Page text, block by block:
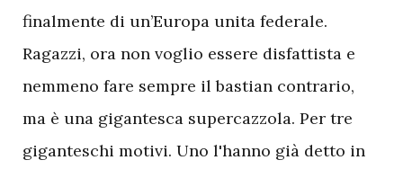
finalmente di un’Europa unita federale.
Ragazzi, ora non voglio essere disfattista e
nemmeno fare sempre il bastian contrario,
ma è una gigantesca supercazzola. Per tre
giganteschi motivi. Uno l'hanno già detto in